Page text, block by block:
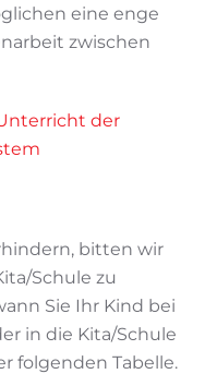
eine enge
zwischen
der
bitten wir
Schule zu
Sie Ihr Kind bei
in die Kita/Schule
folgenden Tabelle.